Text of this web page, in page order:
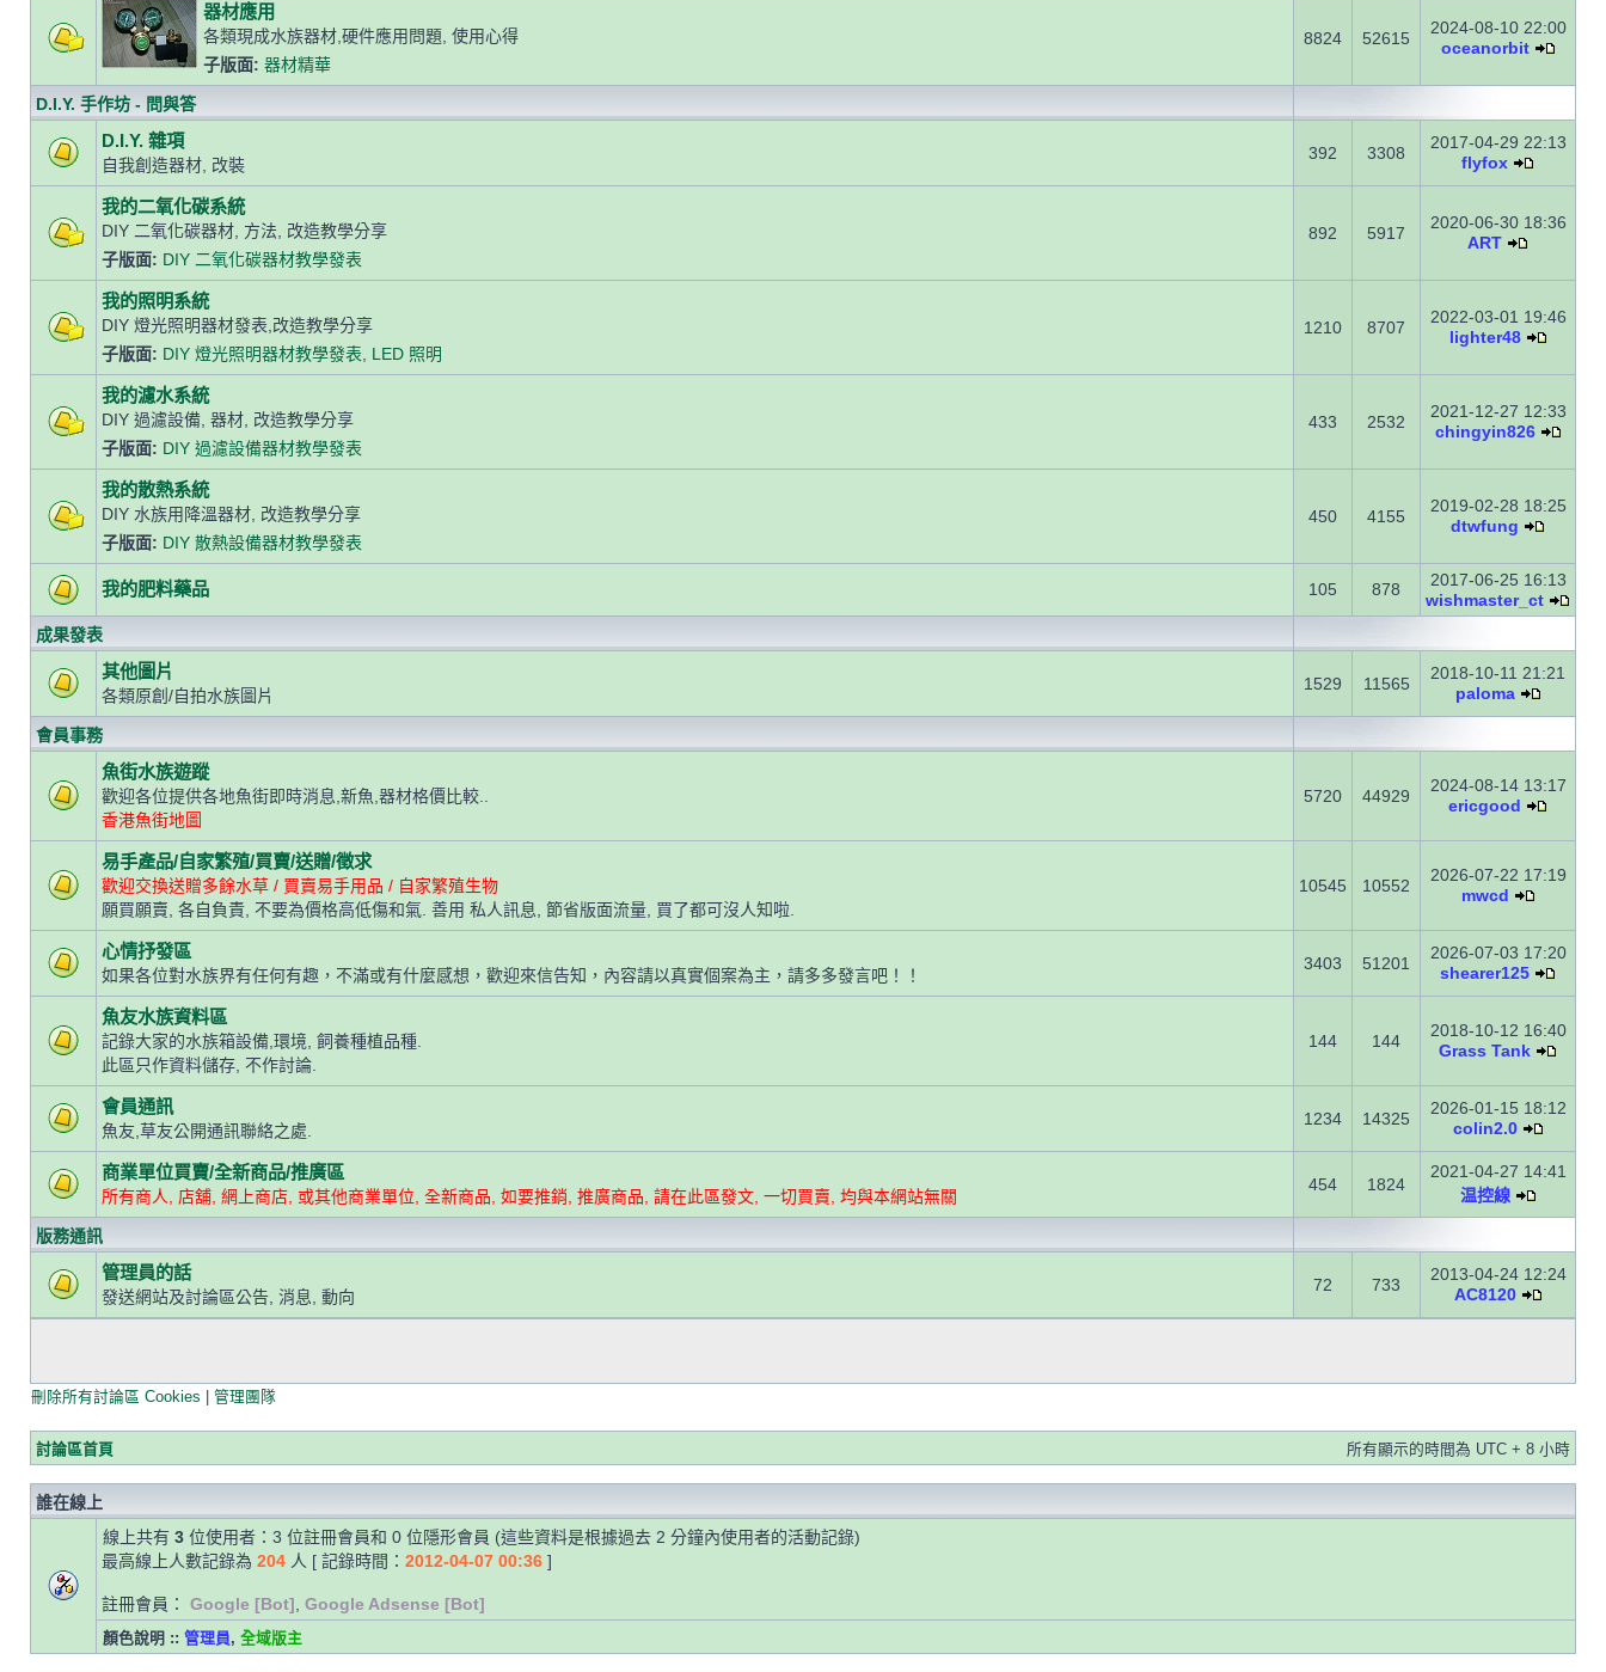
器材應用
各類現成水族器材,硬件應用問題, 使用心得
子版面: 器材精華
8824 52615
2024-08-10 22:00
oceanorbit
D.I.Y. 手作坊 - 問與答
D.I.Y. 雜項
自我創造器材, 改裝
392 3308
2017-04-29 22:13
flyfox
我的二氧化碳系統
DIY 二氧化碳器材, 方法, 改造教學分享
子版面: DIY 二氧化碳器材教學發表
892 5917
2020-06-30 18:36
ART
我的照明系統
DIY 燈光照明器材發表,改造教學分享
子版面: DIY 燈光照明器材教學發表 LED 照明
1210 8707
2022-03-01 19:46
lighter48
我的濾水系統
DIY 過濾設備, 器材, 改造教學分享
子版面: DIY 過濾設備器材教學發表
433 2532
2021-12-27 12:33
chingyin826
我的散熱系統
DIY 水族用降溫器材, 改造教學分享
子版面: DIY 散熱設備器材教學發表
450 4155
2019-02-28 18:25
dtwfung
我的肥料藥品 105 878
2017-06-25 16:13
wishmaster_ct
成果發表
其他圖片
各類原創/自拍水族圖片
1529 11565
2018-10-11 21:21
paloma
會員事務
魚街水族遊蹤
歡迎各位提供各地魚街即時消息,新魚,器材格價比較..
香港魚街地圖
5720 44929
2024-08-14 13:17
ericgood
易手產品/自家繁殖/買賣/送贈/徵求
歡迎交換送贈多餘水草 / 買賣易手用品 / 自家繁殖生物
願買願賣, 各自負責, 不要為價格高低傷和氣. 善用 私人訊息, 節省版面流量, 買了都可沒人知啦.
10545 10552
2026-07-22 17:19
mwcd
心情抒發區
如果各位對水族界有任何有趣，不滿或有什麼感想，歡迎來信告知，內容請以真實個案為主，請多多發言吧！！
3403 51201
2026-07-03 17:20
shearer125
魚友水族資料區
記錄大家的水族箱設備,環境, 飼養種植品種.
此區只作資料儲存, 不作討論.
144 144
2018-10-12 16:40
Grass Tank
會員通訊
魚友,草友公開通訊聯絡之處.
1234 14325
2026-01-15 18:12
colin2.0
商業單位買賣/全新商品/推廣區
所有商人, 店舖, 網上商店, 或其他商業單位, 全新商品, 如要推銷, 推廣商品, 請在此區發文, 一切買賣, 均與本網站無關
454 1824
2021-04-27 14:41
温控線
版務通訊
管理員的話
發送網站及討論區公告, 消息, 動向
72 733
2013-04-24 12:24
AC8120
刪除所有討論區 Cookies 管理團隊
討論區首頁 所有顯示的時間為 UTC + 8 小時
誰在線上
線上共有 3 位使用者：3 位註冊會員和 0 位隱形會員 (這些資料是根據過去 2 分鐘內使用者的活動記錄)
最高線上人數記錄為 204 人 [ 記錄時間： 2012-04-07 00:36 ]
註冊會員： Google [Bot] Google Adsense [Bot]
顏色說明 :: 管理員, 全域版主